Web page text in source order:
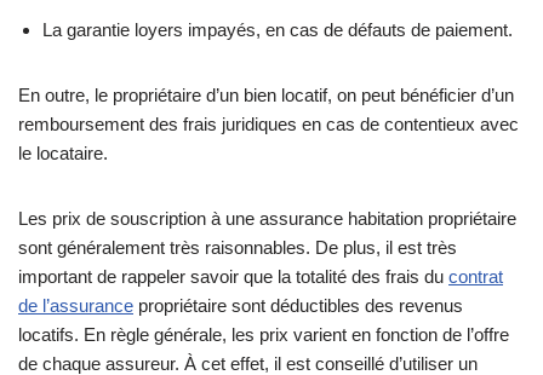
La garantie loyers impayés, en cas de défauts de paiement.
En outre, le propriétaire d’un bien locatif, on peut bénéficier d’un
remboursement des frais juridiques en cas de contentieux avec
le locataire.
Les prix de souscription à une assurance habitation propriétaire
sont généralement très raisonnables. De plus, il est très
important de rappeler savoir que la totalité des frais du contrat
de l’assurance propriétaire sont déductibles des revenus
locatifs. En règle générale, les prix varient en fonction de l’offre
de chaque assureur. À cet effet, il est conseillé d’utiliser un